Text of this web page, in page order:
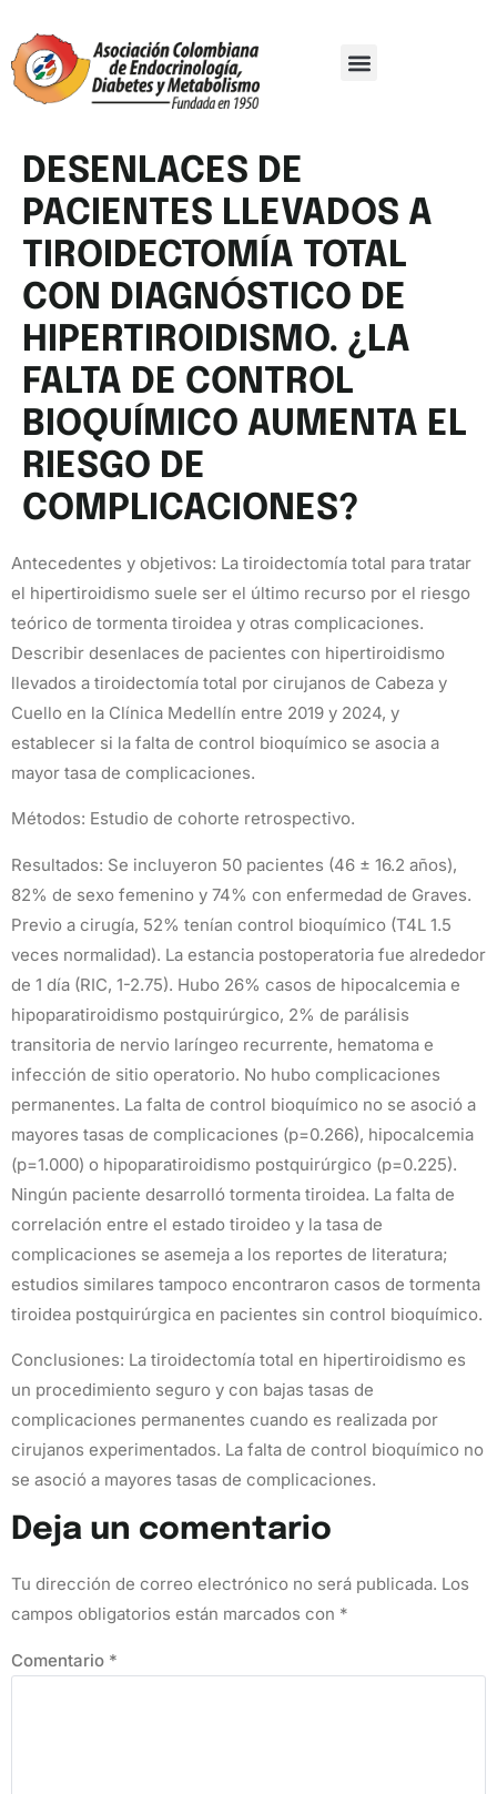
DESENLACES DE
PACIENTES LLEVADOS A
TIROIDECTOMÍA TOTAL
CON DIAGNÓSTICO DE
HIPERTIROIDISMO. ¿LA
FALTA DE CONTROL
BIOQUÍMICO AUMENTA EL
RIESGO DE
COMPLICACIONES?
Antecedentes y objetivos: La tiroidectomía total para tratar
el hipertiroidismo suele ser el último recurso por el riesgo
teórico de tormenta tiroidea y otras complicaciones.
Describir desenlaces de pacientes con hipertiroidismo
llevados a tiroidectomía total por cirujanos de Cabeza y
Cuello en la Clínica Medellín entre 2019 y 2024, y
establecer si la falta de control bioquímico se asocia a
mayor tasa de complicaciones.
Métodos: Estudio de cohorte retrospectivo.
Resultados: Se incluyeron 50 pacientes (46 ± 16.2 años),
82% de sexo femenino y 74% con enfermedad de Graves.
Previo a cirugía, 52% tenían control bioquímico (T4L 1.5
veces normalidad). La estancia postoperatoria fue alrededor
de 1 día (RIC, 1-2.75). Hubo 26% casos de hipocalcemia e
hipoparatiroidismo postquirúrgico, 2% de parálisis
transitoria de nervio laríngeo recurrente, hematoma e
infección de sitio operatorio. No hubo complicaciones
permanentes. La falta de control bioquímico no se asoció a
mayores tasas de complicaciones (p=0.266), hipocalcemia
(p=1.000) o hipoparatiroidismo postquirúrgico (p=0.225).
Ningún paciente desarrolló tormenta tiroidea. La falta de
correlación entre el estado tiroideo y la tasa de
complicaciones se asemeja a los reportes de literatura;
estudios similares tampoco encontraron casos de tormenta
tiroidea postquirúrgica en pacientes sin control bioquímico.
Conclusiones: La tiroidectomía total en hipertiroidismo es
un procedimiento seguro y con bajas tasas de
complicaciones permanentes cuando es realizada por
cirujanos experimentados. La falta de control bioquímico no
se asoció a mayores tasas de complicaciones.
Deja un comentario
Tu dirección de correo electrónico no será publicada. Los
campos obligatorios están marcados con *
Comentario *